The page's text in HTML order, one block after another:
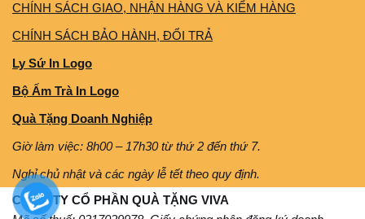
CHÍNH SÁCH GIAO, NHẬN HÀNG VÀ KIỂM HÀNG
CHÍNH SÁCH BẢO HÀNH, ĐỔI TRẢ
Ly Sứ In Logo
Bộ Ấm Trà In Logo
Quà Tặng Doanh Nghiệp
Giờ làm việc: 8h00 – 17h30 từ thứ 2 đến thứ 7.
Nghỉ chủ nhật và các ngày lễ tết theo quy định.
CÔNG TY CỔ PHẦN QUÀ TẶNG VIVA